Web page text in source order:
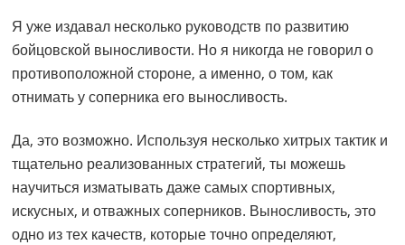
Я уже издавал несколько руководств по развитию
бойцовской выносливости. Но я никогда не говорил о
противоположной стороне, а именно, о том, как
отнимать у соперника его выносливость.
Да, это возможно. Используя несколько хитрых тактик и
тщательно реализованных стратегий, ты можешь
научиться изматывать даже самых спортивных,
искусных, и отважных соперников. Выносливость, это
одно из тех качеств, которые точно определяют,